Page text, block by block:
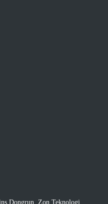
Dongrun, Zon Teknologi